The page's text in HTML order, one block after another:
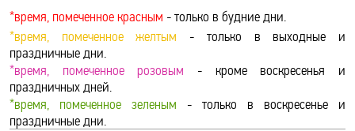
*время, помеченное красным - только в будние дни.
*время, помеченное желтым - только в выходные и
праздничные дни.
*время, помеченное розовым - кроме воскресенья и
праздничных дней.
*время, помеченное зеленым - только в воскресенье и
праздничные дни.